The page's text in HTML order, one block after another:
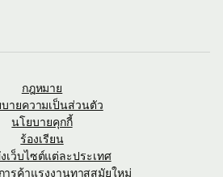
กฎหมาย
ายความเป็นส่วนตัว
นโยบายคุกกี้
ร้องเรียน
เว็บไซต์แต่ละประเทศ
ารค้าแรงงานทาสสมัยใหม่